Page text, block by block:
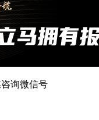
询微信号